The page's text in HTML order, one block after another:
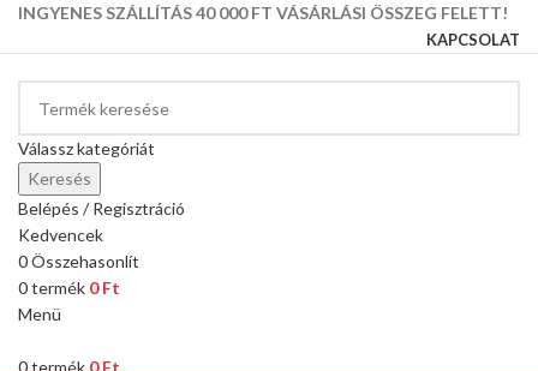
INGYENES SZÁLLÍTÁS 40 000 FT VÁSÁRLÁSI ÖSSZEG FELETT!
KAPCSOLAT
Válassz kategóriát
Keresés
Belépés / Regisztráció
Kedvencek
0Összehasonlít
0termék 0Ft
Menü
0termék 0Ft